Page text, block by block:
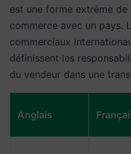
est une forme extrême
commerce avec un pays.
commerciaux
définissent les
du vendeur dans une
Anglais